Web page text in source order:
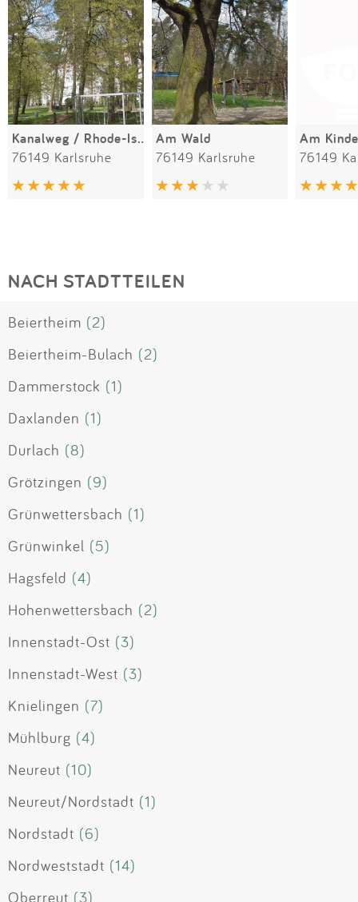
Kanalweg / Rhode-Island-Allee
76149 Karlsruhe
Am Wald
76149 Karlsruhe
Am
76149
NACH STADTTEILEN
Beiertheim (2)
Beiertheim-Bulach (2)
Dammerstock (1)
Daxlanden (1)
Durlach (8)
Grötzingen (9)
Grünwettersbach (1)
Grünwinkel (5)
Hagsfeld (4)
Hohenwettersbach (2)
Innenstadt-Ost (3)
Innenstadt-West (3)
Knielingen (7)
Mühlburg (4)
Neureut (10)
Neureut/Nordstadt (1)
Nordstadt (6)
Nordweststadt (14)
Oberreut (3)